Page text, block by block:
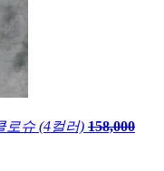
로슈 (4컬러) 158,000